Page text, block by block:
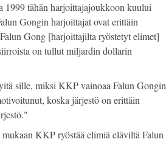
1999 tähän harjoittajajoukkoon kuului
Gongin harjoittajat ovat erittäin
Gong [harjoittajilta ryöstetyt elimet]
on tullut miljardin dollarin
sille, miksi KKP vainoaa Falun Gongin
koska järjestö on erittäin
KKP ryöstää elimiä eläviltä Falun